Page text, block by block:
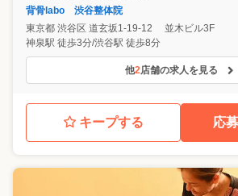
背骨labo 渋谷整体院
東京都 渋谷区 道玄坂1-19-12 並木ビル3F
神泉駅 徒歩3分/渋谷駅 徒歩8分
他2店舗の求人を見る
キープする 応